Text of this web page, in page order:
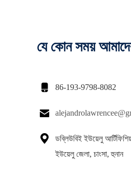
যে কোন সময়
 86-193-9798-8082


ডব্লিউবিই ইউয়েলু
ইউয়েলু জেলা, চাংসা, হুনান